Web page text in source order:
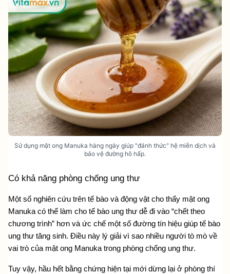
Sử dụng mật ong Manuka hàng ngày giúp "đánh thức" hệ miễn dịch và
bảo vệ đường hô hấp.
Có khả năng phòng chống ung thư
Một số nghiên cứu trên tế bào và động vật cho thấy mật ong
Manuka có thể làm cho tế bào ung thư dễ đi vào “chết theo
chương trình” hơn và ức chế một số đường tín hiệu giúp tế bào
ung thư tăng sinh. Điều này lý giải vì sao nhiều người tò mò về
vai trò của mật ong Manuka trong phòng chống ung thư.
Tuy vậy, hầu hết bằng chứng hiện tại mới dừng lại ở phòng thí